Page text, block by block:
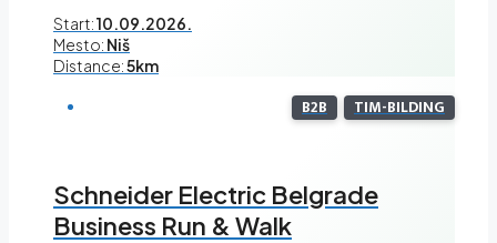
Start:10.09.2026.
Mesto: Niš
Distance:5km
B2B TIM-BILDING
Schneider Electric Belgrade
Business Run & Walk